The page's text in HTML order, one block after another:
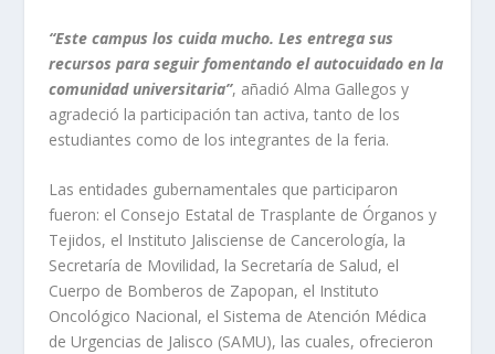
“Este campus los cuida mucho. Les entrega sus
recursos para seguir fomentando el autocuidado en la
comunidad universitaria”, añadió Alma Gallegos y
agradeció la participación tan activa, tanto de los
estudiantes como de los integrantes de la feria.
Las entidades gubernamentales que participaron
fueron: el Consejo Estatal de Trasplante de Órganos y
Tejidos, el Instituto Jalisciense de Cancerología, la
Secretaría de Movilidad, la Secretaría de Salud, el
Cuerpo de Bomberos de Zapopan, el Instituto
Oncológico Nacional, el Sistema de Atención Médica
de Urgencias de Jalisco (SAMU), las cuales, ofrecieron